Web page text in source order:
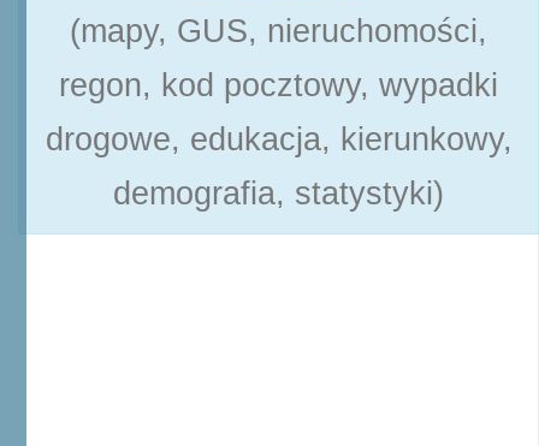
(mapy, GUS, nieruchomości,
regon, kod pocztowy, wypadki
drogowe, edukacja, kierunkowy,
demografia, statystyki)